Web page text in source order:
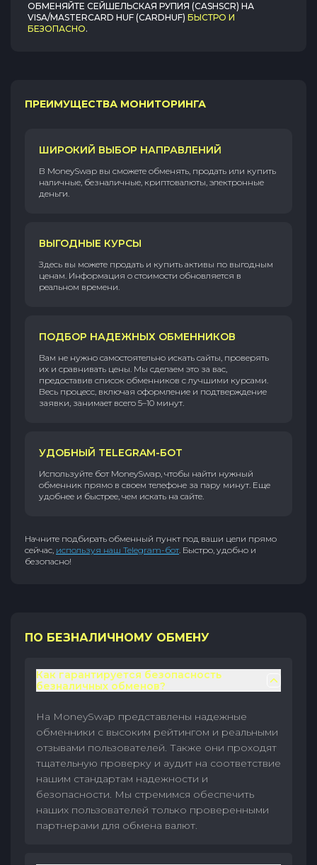
ОБМЕНЯЙТЕ СЕЙШЕЛЬСКАЯ РУПИЯ (CASHSCR) НА
VISA/MASTERCARD HUF (CARDHUF) БЫСТРО И
БЕЗОПАСНО.
ПРЕИМУЩЕСТВА МОНИТОРИНГА
ШИРОКИЙ ВЫБОР НАПРАВЛЕНИЙ
В MoneySwap вы сможете обменять, продать или купить
наличные, безналичные, криптовалюты, электронные
деньги.
ВЫГОДНЫЕ КУРСЫ
Здесь вы можете продать и купить активы по выгодным
ценам. Информация о стоимости обновляется в
реальном времени.
ПОДБОР НАДЕЖНЫХ ОБМЕННИКОВ
Вам не нужно самостоятельно искать сайты, проверять
их и сравнивать цены. Мы сделаем это за вас,
предоставив список обменников с лучшими курсами.
Весь процесс, включая оформление и подтверждение
заявки, занимает всего 5–10 минут.
УДОБНЫЙ TELEGRAM-БОТ
Используйте бот MoneySwap, чтобы найти нужный
обменник прямо в своем телефоне за пару минут. Еще
удобнее и быстрее, чем искать на сайте.
Начните подбирать обменный пункт под ваши цели прямо
сейчас, используя наш Telegram-бот. Быстро, удобно и
безопасно!
ПО БЕЗНАЛИЧНОМУ ОБМЕНУ
Как гарантируется безопасность
безналичных обменов?
На MoneySwap представлены надежные
обменники с высоким рейтингом и реальными
отзывами пользователей. Также они проходят
тщательную проверку и аудит на соответствие
нашим стандартам надежности и
безопасности. Мы стремимся обеспечить
наших пользователей только проверенными
партнерами для обмена валют.